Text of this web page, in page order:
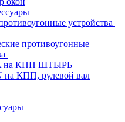
устройства
противоугонные
на КПП ШТЫРЬ
на КПП, рулевой вал